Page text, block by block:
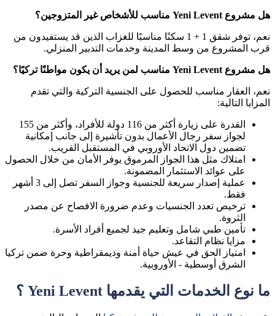
هل مشروع Yeni Levent مناسب للأشخاص غير المتزوجين؟
نعم، توفر شقق 1 + 1 سكنًا مناسبًا للغزاب الذين قد يستفيدون من
قرب المشروع من وسط المدينة وخدمات التدبير المنزلي.
هل مشروع Yeni Levent مناسب لمن يريد أن يكون مواطنًا تركيًا؟
نعم، العقار مناسب للحصول على الجنسية التركية والتي تقدم
المزايا التالية:
القدرة على زيارة أكثر من 116 دولة للأفراد، وأكثر من 155
لجواز سفر رجال الأعمال بدون تأشيرة إلى جانب إمكانية
تضمين دول الاتحاد الأوروبي في المستقبل القريب.
امتلاك مثل هذا الجواز المرموق يوفر الأمان من خلال الحصول
على عوائد الاستثمار المضمونة.
عملية إصدار سريعة للجنسية وجواز السفر تصل إلى 3 أشهر
فقط.
ترخيص تعدد الجنسيات وعدم ضرورة الافصاح عن مصدر
الثروة.
تأمين طبي شامل وتعليم جيد لجميع أفراد الأسرة.
مزايا نظام التقاعد.
امتياز الحق في عيش حياة أمنة وديمقراطية وحرة ضمن تركيا
الشرق أوسطية - الأوروبية.
ما نوع الخدمات التي يقدمها Yeni Levent ؟